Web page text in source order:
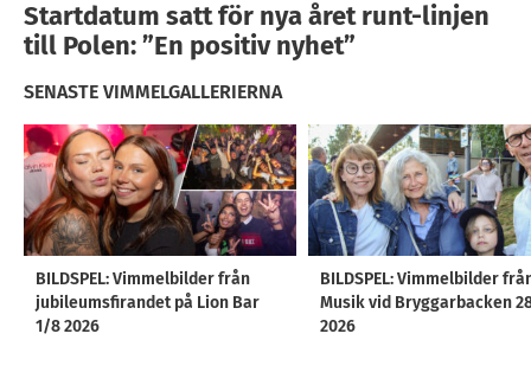
Startdatum satt för nya året runt-linjen
till Polen: ”En positiv nyhet”
SENASTE VIMMELGALLERIERNA
BILDSPEL: Vimmelbilder från
jubileumsfirandet på Lion Bar
1/8 2026
BILDSPEL: Vimmelbilder
Musik vid Bryggarbacken
2026